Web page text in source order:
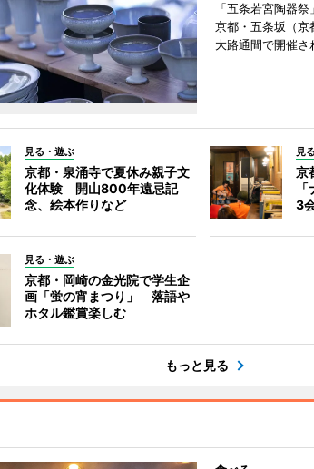
「五条若宮陶器
京都・五条坂（京
大路通間で開催さ
見る・遊ぶ
京都・泉涌寺で夏休み親子文
化体験 開山800年遠忌記
念、絵本作りなど
見
京
3
見る・遊ぶ
京都・岡崎の金光院で学生企
画「蛍の宵まつり」 落語や
ホタル鑑賞楽しむ
もっと見る